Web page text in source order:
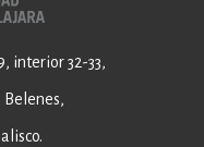
interior 32-33,